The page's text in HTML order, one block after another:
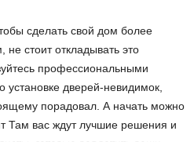
сделать свой дом более
стоит откладывать это
профессиональными
установке дверей-невидимок,
порадовал. А начать можно
Там вас ждут лучшие решения и